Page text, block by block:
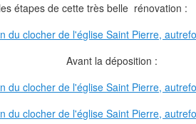
étapes de cette très belle rénovation :
Avant la déposition :